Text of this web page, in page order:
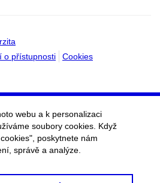
o přístupnosti Cookies
webu a k personalizaci
soubory cookies. Když
poskytnete nám
správě a analýze.